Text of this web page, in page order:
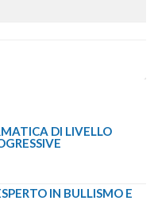
DI LIVELLO
IN BULLISMO E